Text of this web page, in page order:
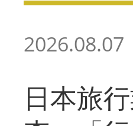
2026.08.07
日本旅